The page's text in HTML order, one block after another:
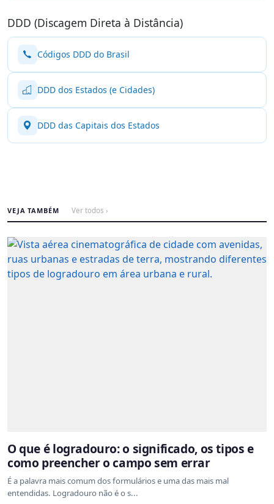
DDD (Discagem Direta à Distância)
Códigos DDD do Brasil
DDD dos Estados (e Cidades)
DDD das Capitais dos Estados
VEJA TAMBÉM Ver todos ›
O que é logradouro: o significado, os tipos e
como preencher o campo sem errar
É a palavra mais comum dos formulários e uma das mais mal
entendidas. Logradouro não é o s...